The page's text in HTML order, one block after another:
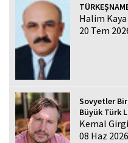
Halim Kaya
20 Tem
Sovyetler
Büyük Türk
Kemal
08 Haz 2026